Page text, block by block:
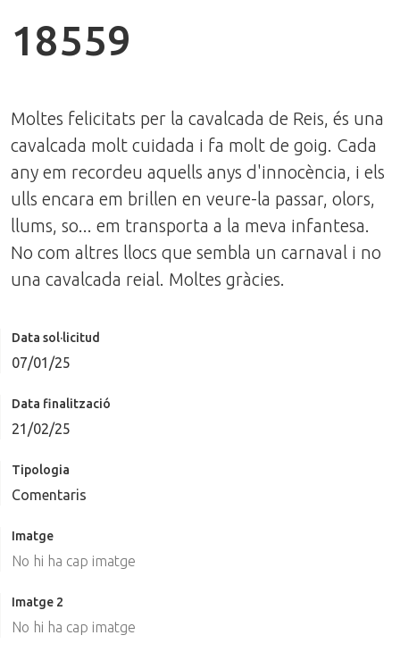
18559
Moltes felicitats per la cavalcada de Reis, és una
cavalcada molt cuidada i fa molt de goig. Cada
any em recordeu aquells anys d'innocència, i els
ulls encara em brillen en veure-la passar, olors,
llums, so... em transporta a la meva infantesa.
No com altres llocs que sembla un carnaval i no
una cavalcada reial. Moltes gràcies.
Data sol·licitud
07/01/25
Data finalització
21/02/25
Tipologia
Comentaris
Imatge
No hi ha cap imatge
Imatge 2
No hi ha cap imatge